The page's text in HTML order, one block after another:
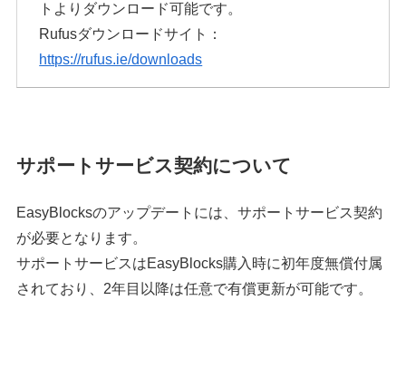
トよりダウンロード可能です。
Rufusダウンロードサイト：
https://rufus.ie/downloads
サポートサービス契約について
EasyBlocksのアップデートには、サポートサービス契約
が必要となります。
サポートサービスはEasyBlocks購入時に初年度無償付属
されており、2年目以降は任意で有償更新が可能です。